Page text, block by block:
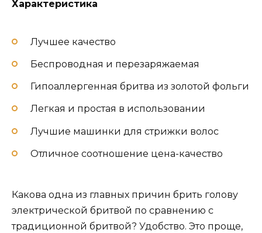
Характеристика
Лучшее качество
Беспроводная и перезаряжаемая
Гипоаллергенная бритва из золотой фольги
Легкая и простая в использовании
Лучшие машинки для стрижки волос
Отличное соотношение цена-качество
Какова одна из главных причин брить голову
электрической бритвой по сравнению с
традиционной бритвой? Удобство. Это проще,